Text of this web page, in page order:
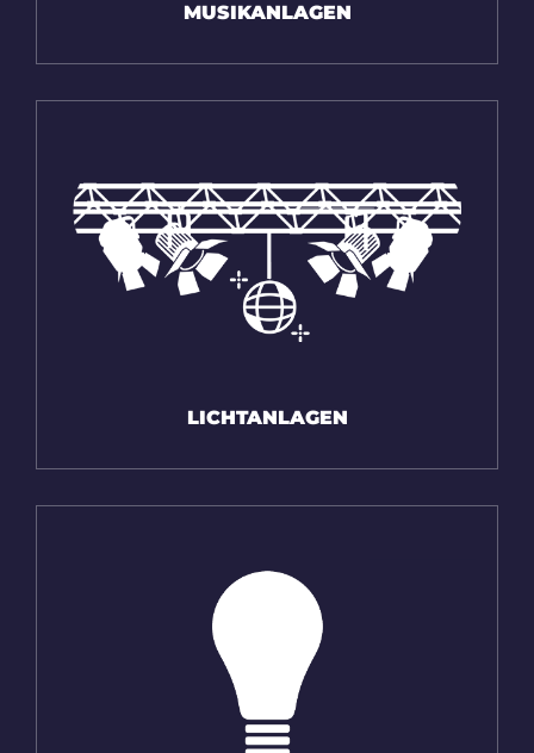
MUSIK­ANLAGEN
LICHT­ANLAGEN